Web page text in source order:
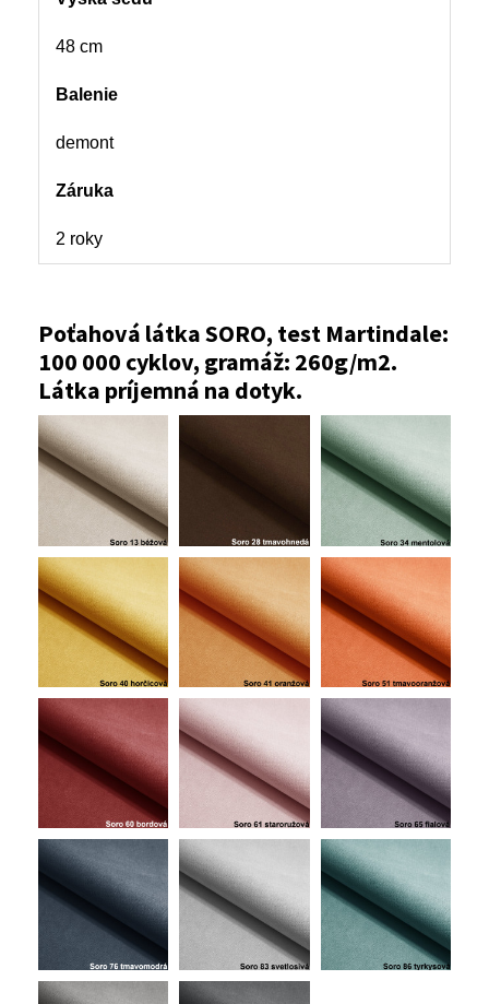
48 cm
Balenie
demont
Záruka
2 roky
Poťahová látka SORO, test Martindale:
100 000 cyklov, gramáž: 260g/m2.
Látka príjemná na dotyk.